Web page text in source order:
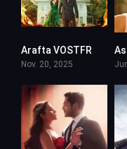
Arafta VOSTFR
Nov. 20, 2025